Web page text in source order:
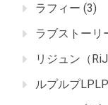
ラフィー (3)
ラブストーリ
リジュン（
ルプルプLPLP